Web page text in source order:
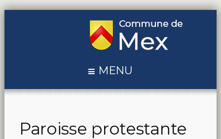
MENU
Paroisse protestante